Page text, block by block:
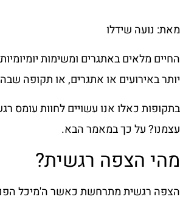
מאת: נועה שידלו
החיים מלאים באתגרים ומשימות
יותר באירועים או אתגרים, או תקופה
בתקופות כאלו אנו עשויים לחוות עומס
עצמנו? על כך במאמר הבא.
מהי הצפה רגשית?
הצפה רגשית מתרחשת כאשר ה'מיכל